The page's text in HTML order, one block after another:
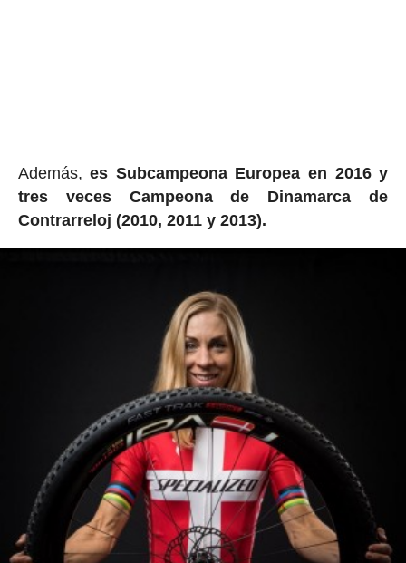
Además,es Subcampeona Europea en 2016 y
tres veces Campeona de Dinamarca de
Contrarreloj (2010, 2011 y 2013).